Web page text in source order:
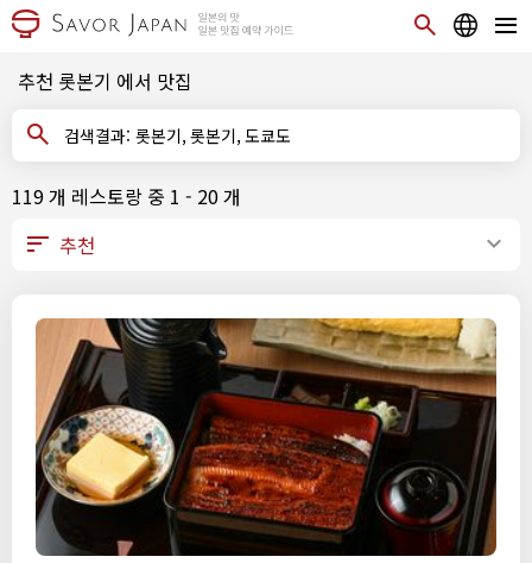
추천 롯본기 에서 맛집
검색결과: 롯본기, 롯본기, 도쿄도
119 개 레스토랑 중 1 - 20 개